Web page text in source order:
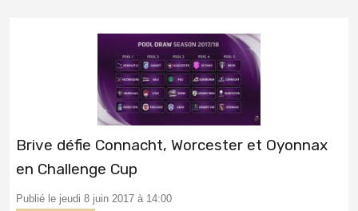
Brive défie Connacht, Worcester et Oyonnax
en Challenge Cup
Publié le jeudi 8 juin 2017 à 14:00